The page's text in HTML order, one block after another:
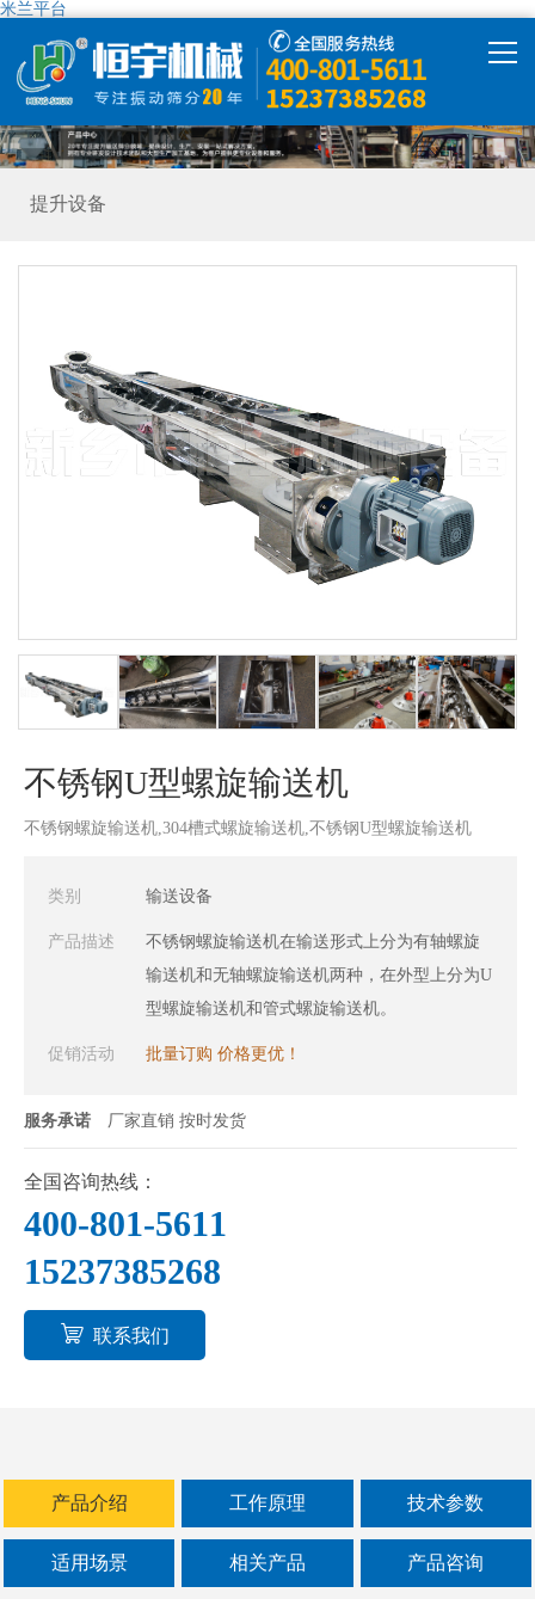
米兰平台
米兰平台
产品中心
精彩视频
走进恒宇
提升设备
不锈钢U型螺旋输送机
不锈钢螺旋输送机,304槽式螺旋输送机,不锈钢U型螺旋输送机
类别 输送设备
产品描述
不锈钢螺旋输送机在输送形式上分为有轴螺旋
输送机和无轴螺旋输送机两种，在外型上分为U
型螺旋输送机和管式螺旋输送机。
促销活动 批量订购 价格更优！
服务承诺 厂家直销 按时发货
全国咨询热线：
400-801-5611
15237385268
联系我们
产品介绍 工作原理 技术参数
适用场景 相关产品 产品咨询